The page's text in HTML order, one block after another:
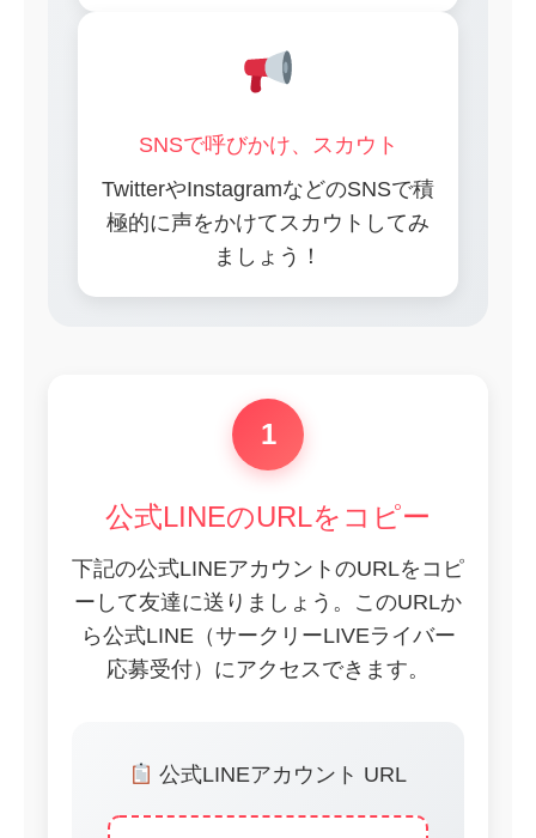
SNSで呼びかけ、スカウト
TwitterやInstagramなどのSNSで積
極的に声をかけてスカウトしてみ
ましょう！
1
公式LINEのURLをコピー
下記の公式LINEアカウントのURLをコピ
ーして友達に送りましょう。このURLか
ら公式LINE（サークリーLIVEライバー
応募受付）にアクセスできます。
公式LINEアカウント URL